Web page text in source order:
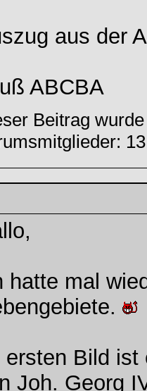
aus der
ABCBA
Beitrag
hatte mal
ersten Bild ist
Joh. Georg